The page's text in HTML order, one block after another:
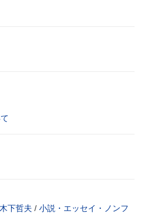
木下哲夫 / 小説・エッセイ・ノンフ